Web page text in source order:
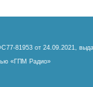
81953 от 24.09.2021,
«ГПМ Радио»